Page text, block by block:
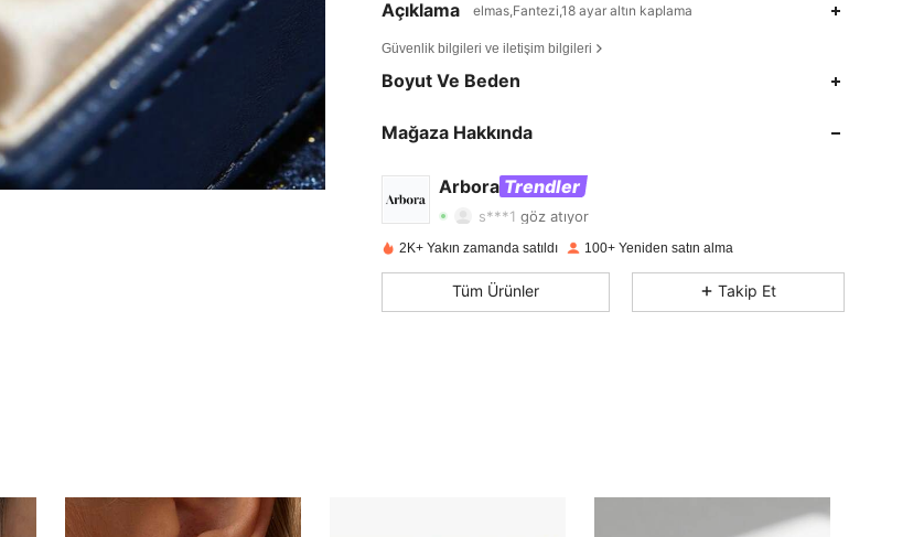
Açıklama elmas,Fantezi,18 ayar altın kaplama
Güvenlik bilgileri ve iletişim bilgileri
Boyut Ve Beden
Mağaza Hakkında
Arbora Trendler
4,78
4,78
4,78
s***1 göz atıyor
4,78 1.2K
2K+ Yakın zamanda satıldı 100+ Yeniden satın alma
Tüm Ürünler Takip Et